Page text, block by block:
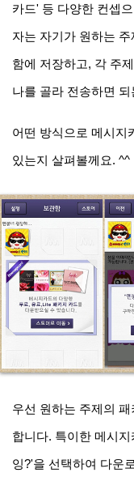
카드' 등 다양한 컨셉
자는 자기가 원하는
함에 저장하고, 각 주
나를 골라 전송하면
어떤 방식으로 메시지
있는지 살펴볼께요. ^^
우선 원하는 주제의
합니다. 특이한 메시
잉?'을 선택하여 다운